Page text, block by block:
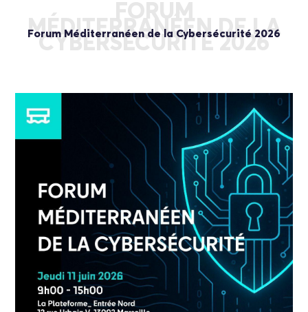
FORUM
MÉDITERRANÉEN DE LA
CYBERSÉCURITÉ 2026
Forum Méditerranéen de la Cybersécurité 2026